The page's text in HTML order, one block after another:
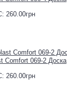
260.00грн
Comfort 069-2 Доска
260.00грн